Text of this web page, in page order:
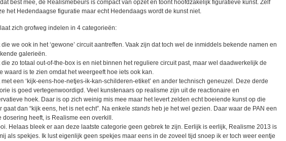
best mee, de Realismebeurs is compact van opzet en toont hoofdzakelijk figuratieve kunst. Zelf
het Hedendaagse figuratie maar echt Hedendaags wordt de kunst niet.
zich grofweg indelen in 4 categorieën:
die we ook in het ‘gewone’ circuit aantreffen. Vaak zijn dat toch wel de inmiddels bekende namen en
galerieën.
die zo totaal out-of-the-box is en niet binnen het reguliere circuit past, maar wel daadwerkelijk de
waard is te zien omdat het weergeeft hoe iets ook kan.
met een ‘kijk-eens-hoe-netjes-ik-kan-schilderen-etiket’ en ander technisch geneuzel. Deze derde
is goed vertegenwoordigd. Veel kunstenaars op realisme zijn uit de reactionaire en
hoek. Daar is op zich weinig mis mee maar het levert zelden echt boeiende kunst op die
gaat dan “kijk eens, het is net echt”. Na enkele stands heb je het wel gezien. Daar waar de PAN een
dosering heeft, is Realisme een overkill.
Helaas bleek er aan deze laatste categorie geen gebrek te zijn. Eerlijk is eerlijk, Realisme 2013 is
als spekjes. Ik lust eigenlijk geen spekjes maar eens in de zoveel tijd snoep ik er toch weer eentje